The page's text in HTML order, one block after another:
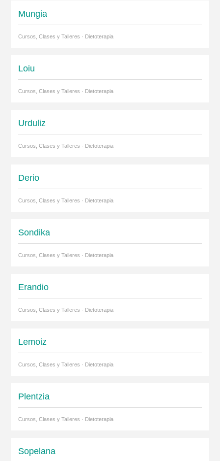
Mungia
Cursos, Clases y Talleres · Dietoterapia
Loiu
Cursos, Clases y Talleres · Dietoterapia
Urduliz
Cursos, Clases y Talleres · Dietoterapia
Derio
Cursos, Clases y Talleres · Dietoterapia
Sondika
Cursos, Clases y Talleres · Dietoterapia
Erandio
Cursos, Clases y Talleres · Dietoterapia
Lemoiz
Cursos, Clases y Talleres · Dietoterapia
Plentzia
Cursos, Clases y Talleres · Dietoterapia
Sopelana